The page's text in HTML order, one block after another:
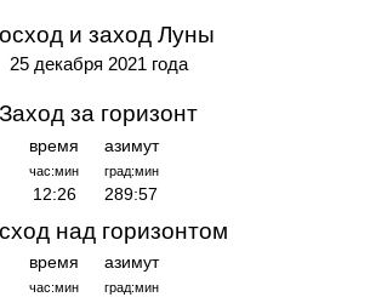
и заход Луны
25 декабря 2021 года
Заход за горизонт
время
час:мин
12:26
азимут
град:мин
289:57
над горизонтом
время
час:мин
азимут
град:мин